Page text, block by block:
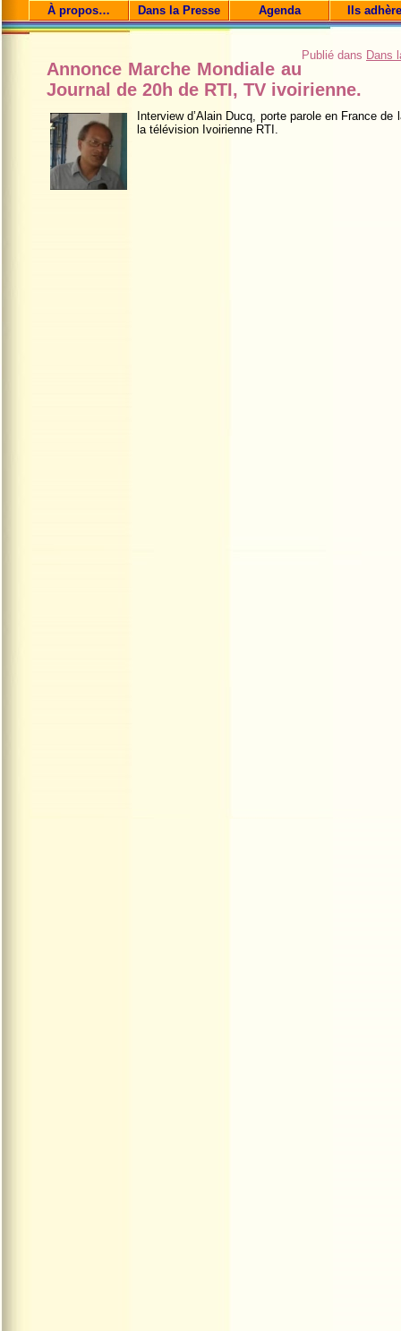
À propos… Dans la Presse Agenda Ils
Publié dans Dans
Annonce Marche Mondiale au
Journal de 20h de RTI, TV ivoirienne.
Interview d’Alain Ducq, porte parole en France
la télévision Ivoirienne RTI.